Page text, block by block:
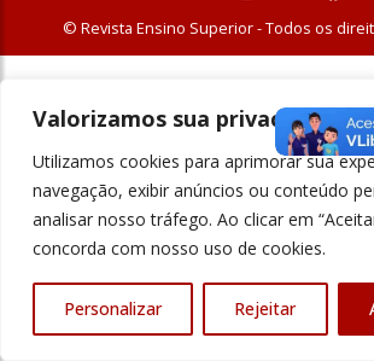
Valorizamos sua privacidade
Utilizamos cookies para aprimorar sua
navegação, exibir anúncios ou conteúdo
analisar nosso tráfego. Ao clicar em
concorda com nosso uso de cookies.
Personalizar Rejeitar
© Revista Ensino Superior - Todos os